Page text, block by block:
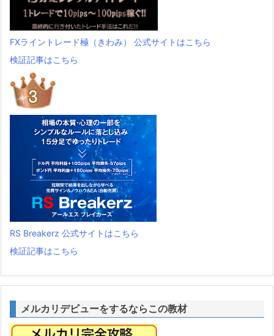
FXライントレード極（きわみ） 公式サイトはこちら
検証記事はこちら
RS Breakerz 公式サイトはこちら
検証記事はこちら
メルカリデビューをするならこの教材